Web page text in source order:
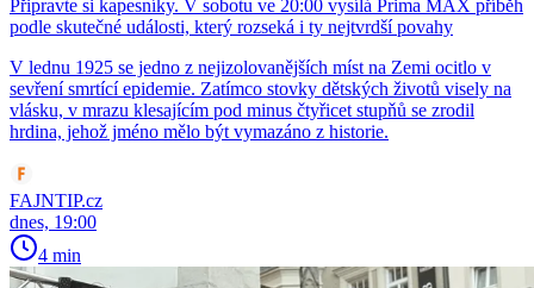
Připravte si kapesníky. V sobotu ve 20:00 vysílá Prima MAX příběh
podle skutečné události, který rozseká i ty nejtvrdší povahy
V lednu 1925 se jedno z nejizolovanějších míst na Zemi ocitlo v
sevření smrtící epidemie. Zatímco stovky dětských životů visely na
vlásku, v mrazu klesajícím pod minus čtyřicet stupňů se zrodil
hrdina, jehož jméno mělo být vymazáno z historie.
FAJNTIP.cz
dnes, 19:00
4 min